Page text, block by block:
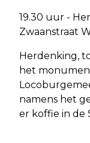
19.30 uur -
Zwaanstraat
Herdenking,
het
namens het
er koffie in de